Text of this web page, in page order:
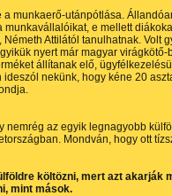
a munkaerő-utánpótlása.
e mellett
Németh Attilától tanulhatnak. Volt
nyert már magyar
állítanak elő,
ideszól nekünk, hogy kéne 20
nemrég az egyik legnagyobb
Mondván, hogy ott
költözni, mert azt akarják
mint mások.